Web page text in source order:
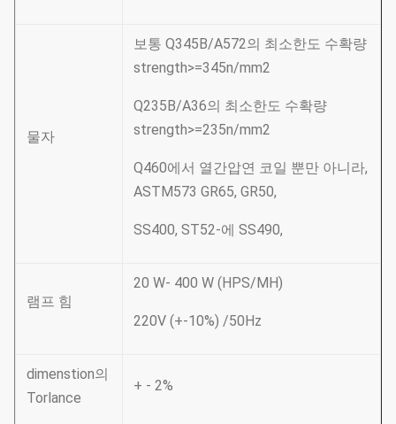
물자
보통 Q345B/A572의 최소한도 수확량
strength>=345n/mm2
Q235B/A36의 최소한도 수확량
strength>=235n/mm2
Q460에서 열간압연 코일 뿐만 아니라,
ASTM573 GR65, GR50,
SS400, ST52-에 SS490,
램프 힘
20 W- 400 W (HPS/MH)
220V (+-10%) /50Hz
dimenstion의
Torlance
+ - 2%